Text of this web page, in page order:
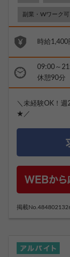
副業・Wワーク可
時給1,400
09:00～
休憩90分
＼未経験OK！
★／
掲載